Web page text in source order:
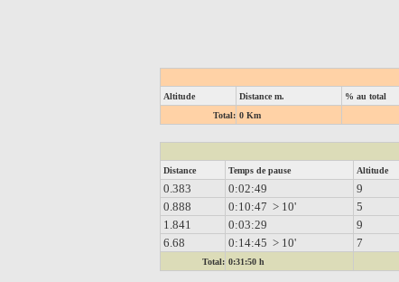
Altitude Distance m. % au total
Total: 0 Km
Distance Temps de pause Altitude
0.383 0:02:49 9
0.888
0:10:47 > 10' 5
1.841
0:03:29 9
6.68
0:14:45 > 10' 7
Total: 0:31:50 h